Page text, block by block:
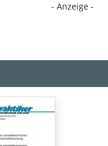
- Anzeige -